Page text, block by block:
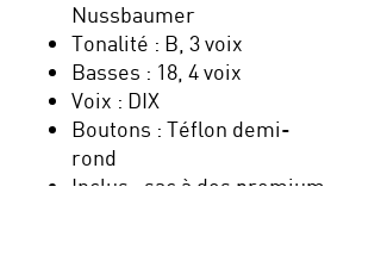
Nussbaumer
Tonalité : B, 3 voix
Basses : 18, 4 voix
Voix : DIX
Boutons : Téflon demi-
rond
Inclus : sac à dos premium,